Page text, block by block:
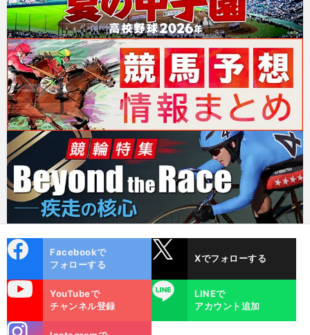
ok
Facebookで
フォローする
Xでフォローする
YouTubeで
チャンネル登録
LINE
LINEで
アカウント追加